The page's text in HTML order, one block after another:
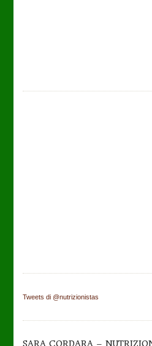
Tweets di @nutrizionistas
SARA CORDARA –